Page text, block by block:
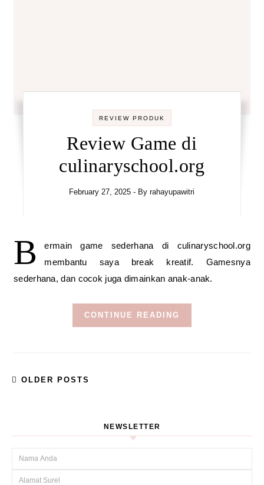
REVIEW PRODUK
Review Game di
culinaryschool.org
February 27, 2025 - Byrahayupawitri
B
ermain game sederhana di culinaryschool.org
membantu saya break kreatif. Gamesnya
sederhana, dan cocok juga dimainkan anak-anak.
CONTINUE READING
OLDER POSTS
NEWSLETTER